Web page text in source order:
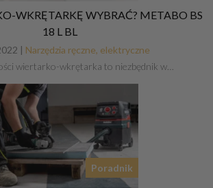
WKRĘTARKĘ WYBRAĆ? METABO BS
18 L BL
| Narzędzia ręczne, elektryczne
wiertarko-wkrętarka to niezbędnik w…
Poradnik